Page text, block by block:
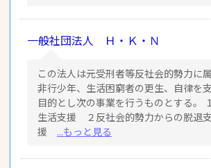
一般社団法人 Ｈ・Ｋ・Ｎ
この法人は元受刑者等反社会的勢力に
非行少年、生活困窮者の更生、自律を
目的とし次の事業を行うものとする。
生活支援 ２反社会的勢力からの脱退
援 ...もっと見る